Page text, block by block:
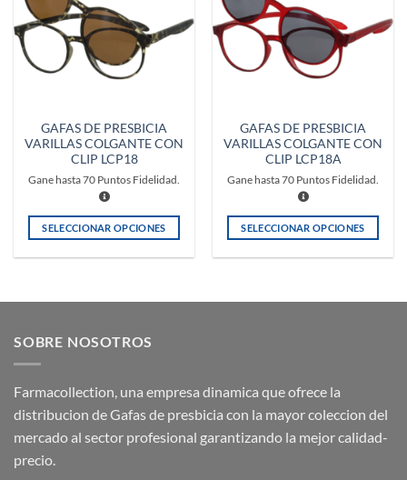
opciones
se
pueden
elegir
página
de
opciones
pueden
elegir
página
de
GAFAS DE PRESBICIA
VARILLAS COLGANTE CON
CLIP LCP18
Gane hasta70 Puntos Fidelidad.
SELECCIONAR OPCIONES
múltiples
Las
pueden
elegir
en
GAFAS DE PRESBICIA
VARILLAS COLGANTE CON
CLIP LCP18A
Gane hasta70 Puntos Fidelidad.
SELECCIONAR OPCIONES
múltiples
pueden
elegir
en
SOBRE NOSOTROS
Farmacollection, una empresa dinamica que ofrece la
distribucion de Gafas de presbicia con la mayor coleccion del
mercado al sector profesional garantizando la mejor calidad-
precio.